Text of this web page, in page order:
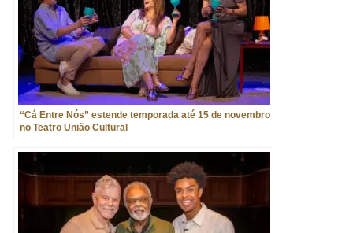
“Cá Entre Nós” estende temporada até 15 de novembro
no Teatro União Cultural